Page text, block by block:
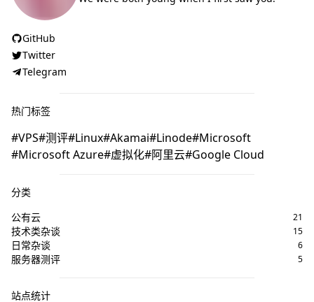
GitHub
Twitter
Telegram
热门标签
VPS 测评 Linux Akamai Linode Microsoft
Microsoft Azure 虚拟化 阿里云 Google Cloud
分类
公有云
21
技术类杂谈 15
日常杂谈 6
服务器测评 5
站点统计